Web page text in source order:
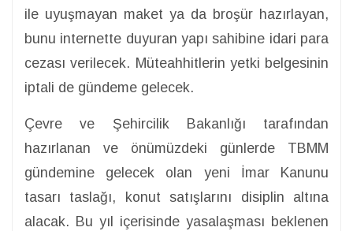
ile uyuşmayan maket ya da broşür hazırlayan,
bunu internette duyuran yapı sahibine idari para
cezası verilecek. Müteahhitlerin yetki belgesinin
iptali de gündeme gelecek.
Çevre ve Şehircilik Bakanlığı tarafından
hazırlanan ve önümüzdeki günlerde TBMM
gündemine gelecek olan yeni İmar Kanunu
tasarı taslağı, konut satışlarını disiplin altına
alacak. Bu yıl içerisinde yasalaşması beklenen